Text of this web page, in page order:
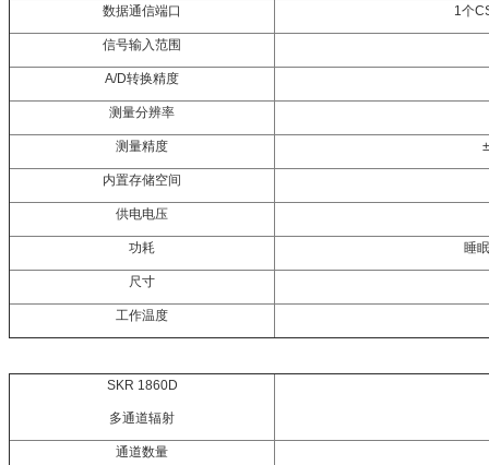
数据通信端口 1个
信号输入范围
A/D转换精度
测量分辨率
测量精度
内置存储空间
供电电压
功耗 睡
尺寸
工作温度
SKR 1860D
多通道辐射
通道数量